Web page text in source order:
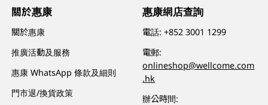
關於惠康
關於惠康
推廣活動及服務
惠康 WhatsApp 條款及細則
門市退/換貨政策
惠康網店查詢
電話:+852 3001 1299
電郵:
onlineshop@wellcome.com
.hk
辦公時間: